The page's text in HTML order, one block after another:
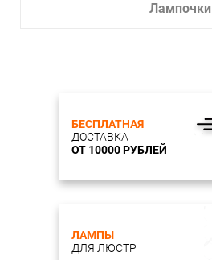
Лампочки
БЕСПЛАТНАЯ
ДОСТАВКА
ОТ 10000 РУБЛЕЙ
ЛАМПЫ
ДЛЯ ЛЮСТР